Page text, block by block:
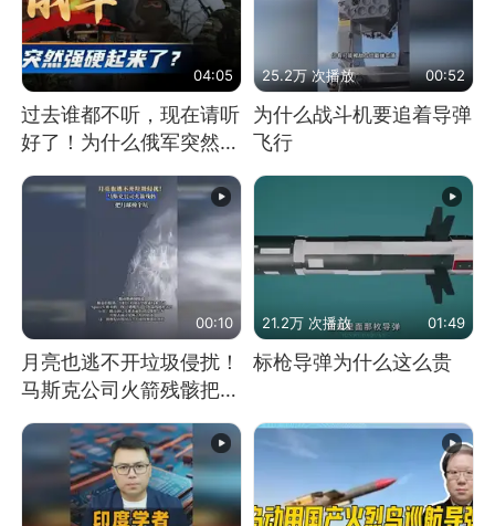
04:05
过去谁都不听，现在请听
好了！为什么俄军突然强
硬起来了？
25.2万 次播放 00:52
为什么战斗机要追着导弹
飞行
00:10
月亮也逃不开垃圾侵扰！
马斯克公司火箭残骸把月
21.2万 次播放 01:49
标枪导弹为什么这么贵